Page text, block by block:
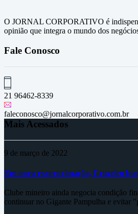
O JORNAL CORPORATIVO é
opinião que integra o mundo dos
Fale Conosco
21 96462-8339
faleconosco@jornalcorporativo.com.br
Mais Acessados
9 de março de 2022
Em nova reaproximação, Cruzeiro
Clube mineiro ainda negocia condição
continuar no Gigante Pampulha e evitar